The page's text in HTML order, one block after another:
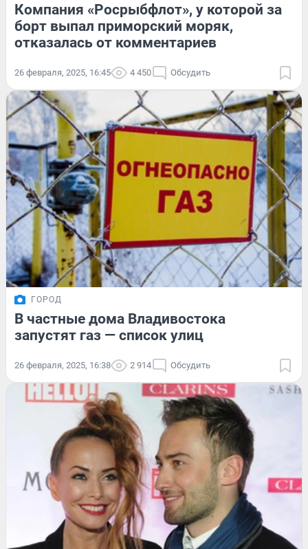
Компания «Росрыбфлот», у которой за
борт выпал приморский моряк,
отказалась от комментариев
26 февраля, 2025, 16:45 4 450 Обсудить
ГОРОД
В частные дома Владивостока
запустят газ — список улиц
26 февраля, 2025, 16:38 2 914 Обсудить